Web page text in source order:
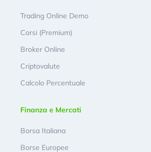
Trading Online Demo
Corsi (Premium)
Broker Online
Criptovalute
Calcolo Percentuale
Finanza e Mercati
Borsa Italiana
Borse Europee